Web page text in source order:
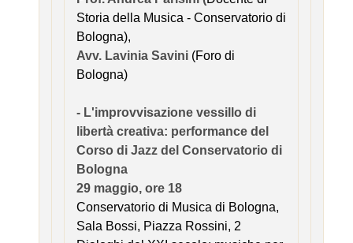
Storia della Musica - Conservatorio di
Bologna),
Avv. Lavinia Savini (Foro di
Bologna)
- L'improvvisazione vessillo di
libertà creativa: performance del
Corso di Jazz del Conservatorio di
Bologna
29 maggio, ore 18
Conservatorio di Musica di Bologna,
Sala Bossi, Piazza Rossini, 2